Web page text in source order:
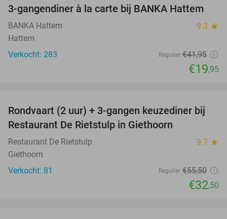
52%
3-gangendiner à la carte bij BANKA Hattem
BANKA Hattem 9.3 star
Hattem
Verkocht: 283
Regulier €41,95
€19,95
41%
Rondvaart (2 uur) + 3-gangen keuzediner bij
Restaurant De Rietstulp in Giethoorn
Restaurant De Rietstulp 9.7 star
Giethoorn
Verkocht: 81
Regulier €55,50
€32,50